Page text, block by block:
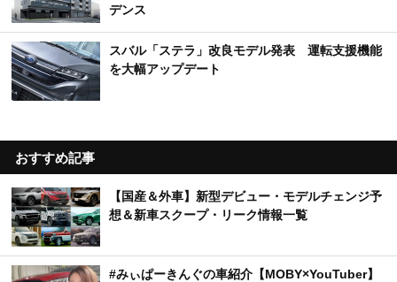
デンス
スバル「ステラ」改良モデル発表 運転支援機能
を大幅アップデート
おすすめ記事
【国産＆外車】新型デビュー・モデルチェンジ予
想＆新車スクープ・リーク情報一覧
#みぃぱーきんぐの車紹介【MOBY×YouTuber】